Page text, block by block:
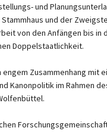
und
und der
von den Anfängen bis in
Doppelstaatlichkeit.
Zusammenhang mit
Kanonpolitik im Rahmen